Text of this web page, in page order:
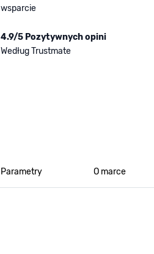
wsparcie
4.9/5 Pozytywnych opini
Według Trustmate
Parametry O marce